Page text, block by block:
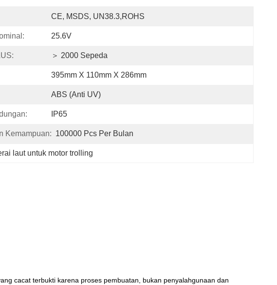
CE, MSDS, UN38.3,ROHS
25.6V
＞ 2000 Sepeda
395mm X 110mm X 286mm
ABS (anti UV)
IP65
Kemampuan: 100000 Pcs Per Bulan
laut untuk motor trolling
cacat terbukti karena proses pembuatan, bukan penyalahgunaan dan